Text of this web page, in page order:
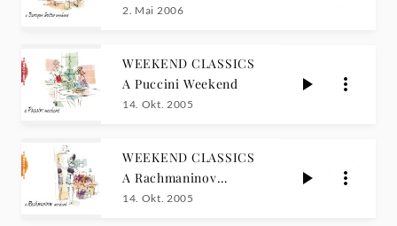
Weekend
2. Mai 2006
WEEKEND CLASSICS
A Puccini Weekend
14. Okt. 2005
WEEKEND CLASSICS
A Rachmaninov
Weekend
14. Okt. 2005